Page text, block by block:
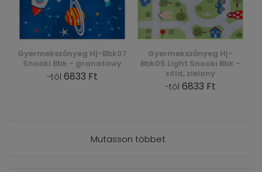
Gyermekszőnyeg Hj-Bbk07
Snooki Bbk - granatowy
-tól 6833 Ft
Gyermekszőnyeg Hj-
Bbk05 Light Snooki Bbk -
zöld, zielony
-tól 6833 Ft
Mutasson többet